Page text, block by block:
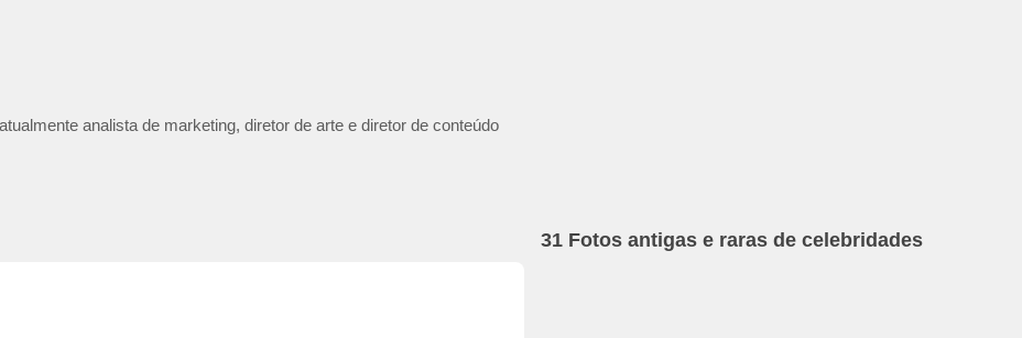
analista de marketing, diretor de arte e diretor de conteúdo
31 Fotos antigas e raras de celebridades